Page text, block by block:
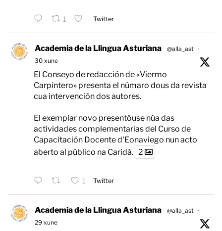
1 Twitter
Academia de la Llingua Asturiana @alla_ast ·
30 xune
El Conseyo de redacción de «Viermo
Carpintero» presenta el númaro dous da revista
cua intervención dos autores.
El exemplar novo presentóuse núa das
actividades complementarias del Curso de
Capacitación Docente d'Eonaviego nun acto
aberto al público na Caridá. 2
1 Twitter
Academia de la Llingua Asturiana @alla_ast ·
29 xune